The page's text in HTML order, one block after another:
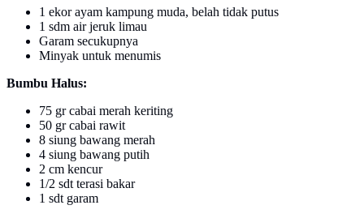
1 ekor ayam kampung muda, belah tidak putus
1 sdm air jeruk limau
Garam secukupnya
Minyak untuk menumis
Bumbu Halus:
75 gr cabai merah keriting
50 gr cabai rawit
8 siung bawang merah
4 siung bawang putih
2 cm kencur
1/2 sdt terasi bakar
1 sdt garam